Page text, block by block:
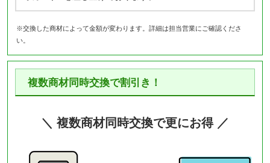
※交換した商材によって金額が変わります。詳細は担当営業にご確認くださ
い。
複数商材同時交換で割引き！
＼ 複数商材同時交換で更にお得 ／